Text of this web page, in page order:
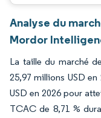
Analyse du
Mordor
La taille du marché
25,97 millions USD
USD en 2026 pour
TCAC de 8,71 %